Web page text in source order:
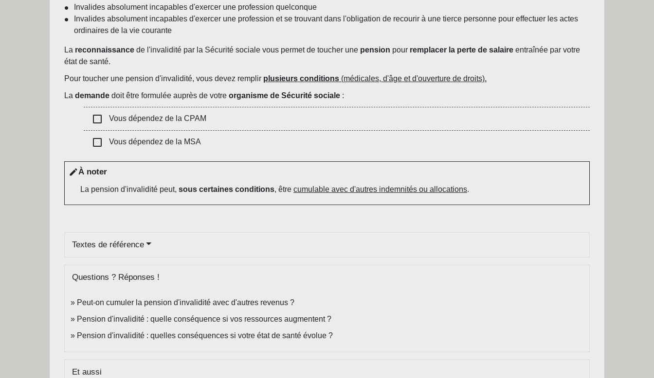
Invalides absolument incapables d'exercer une profession quelconque
Invalides absolument incapables d'exercer une profession et se trouvant dans l'obligation de recourir à une tierce personne pour effectuer les actes
ordinaires de la vie courante
La reconnaissance de l'invalidité par la Sécurité sociale vous permet de toucher une pension pour remplacer la perte de salaire entraînée par votre
état de santé.
Pour toucher une pension d'invalidité, vous devez remplir plusieurs conditions (médicales, d'âge et d'ouverture de droits).
La demande doit être formulée auprès de votre organisme de Sécurité sociale :
check_box_outline_blank Vous dépendez de la CPAM
check_box_outline_blank Vous dépendez de la MSA
editÀ noter
La pension d'invalidité peut, sous certaines conditions, être cumulable avec d'autres indemnités ou allocations.
Textes de référence
Questions ? Réponses !
Peut-on cumuler la pension d'invalidité avec d'autres revenus ?
Pension d'invalidité : quelle conséquence si vos ressources augmentent ?
Pension d'invalidité : quelles conséquences si votre état de santé évolue ?
Et aussi